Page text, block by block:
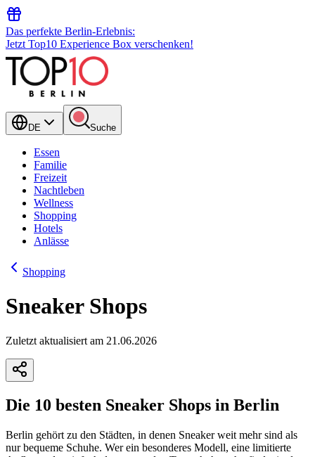
Das perfekte Berlin-Erlebnis:
Jetzt Top10 Experience Box verschenken!
DE Suche
Essen
Familie
Freizeit
Nachtleben
Wellness
Shopping
Hotels
Anlässe
Shopping
Sneaker Shops
Zuletzt aktualisiert am 21.06.2026
Die 10 besten Sneaker Shops in Berlin
Berlin gehört zu den Städten, in denen Sneaker weit mehr sind als
nur bequeme Schuhe. Wer ein besonderes Modell, eine limitierte